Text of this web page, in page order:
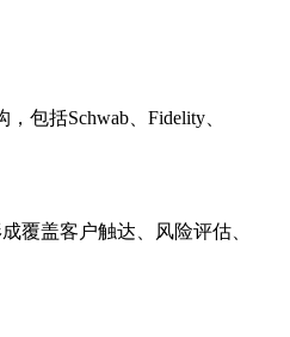
包括Schwab、Fidelity、
覆盖客户触达、风险评估、